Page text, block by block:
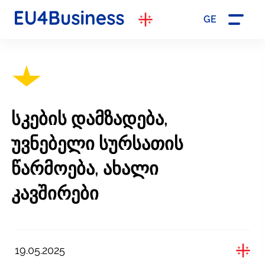
სკების დამზადება,
უვნებელი სურსათის
წარმოება, ახალი
კავშირები
19.05.2025
GE